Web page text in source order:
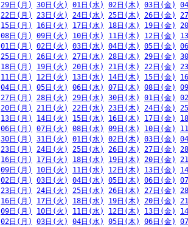
29日(月) 30日(火) 01日(水) 02日(木) 03日(金)
22日(月) 23日(火) 24日(水) 25日(木) 26日(金)
15日(月) 16日(火) 17日(水) 18日(木) 19日(金)
08日(月) 09日(火) 10日(水) 11日(木) 12日(金)
01日(月) 02日(火) 03日(水) 04日(木) 05日(金)
25日(月) 26日(火) 27日(水) 28日(木) 29日(金)
18日(月) 19日(火) 20日(水) 21日(木) 22日(金)
11日(月) 12日(火) 13日(水) 14日(木) 15日(金)
04日(月) 05日(火) 06日(水) 07日(木) 08日(金)
27日(月) 28日(火) 29日(水) 30日(木) 01日(金)
20日(月) 21日(火) 22日(水) 23日(木) 24日(金)
13日(月) 14日(火) 15日(水) 16日(木) 17日(金)
06日(月) 07日(火) 08日(水) 09日(木) 10日(金)
30日(月) 31日(火) 01日(水) 02日(木) 03日(金)
23日(月) 24日(火) 25日(水) 26日(木) 27日(金)
16日(月) 17日(火) 18日(水) 19日(木) 20日(金)
09日(月) 10日(火) 11日(水) 12日(木) 13日(金)
02日(月) 03日(火) 04日(水) 05日(木) 06日(金)
23日(月) 24日(火) 25日(水) 26日(木) 27日(金)
16日(月) 17日(火) 18日(水) 19日(木) 20日(金)
09日(月) 10日(火) 11日(水) 12日(木) 13日(金)
02日(月) 03日(火) 04日(水) 05日(木) 06日(金)